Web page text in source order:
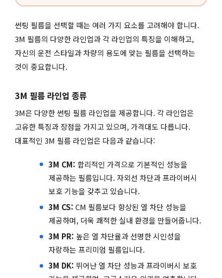
썬팅 필름을 선택할 때는 여러 가지 요소를 고려해야 합니다.
3M 필름의 다양한 라인업과 각 라인업의 특징을 이해하고,
자신의 운전 스타일과 차량의 용도에 맞는 필름을 선택하는
것이 중요합니다.
3M 필름 라인업 종류
3M은 다양한 썬팅 필름 라인업을 제공합니다. 각 라인업은
고유한 특징과 장점을 가지고 있으며, 가격대도 다릅니다.
대표적인 3M 필름 라인업은 다음과 같습니다:
3M CM: 합리적인 가격으로 기본적인 성능을
제공하는 필름입니다. 자외선 차단과 프라이버시
보호 기능을 갖추고 있습니다.
3M CS: CM 필름보다 향상된 열 차단 성능을
제공하며, 더욱 쾌적한 실내 환경을 만들어줍니다.
3M PR: 높은 열 차단율과 선명한 시인성을
자랑하는 프리미엄 필름입니다.
3M DK: 뛰어난 열 차단 성능과 프라이버시 보호